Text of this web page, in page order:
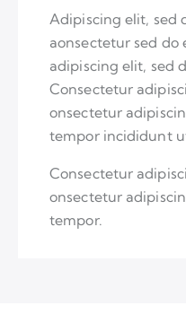
Adipiscing elit, sed
aonsectetur sed do
adipiscing elit, sed
Consectetur
onsectetur
tempor incididunt
Consectetur
onsectetur
tempor.